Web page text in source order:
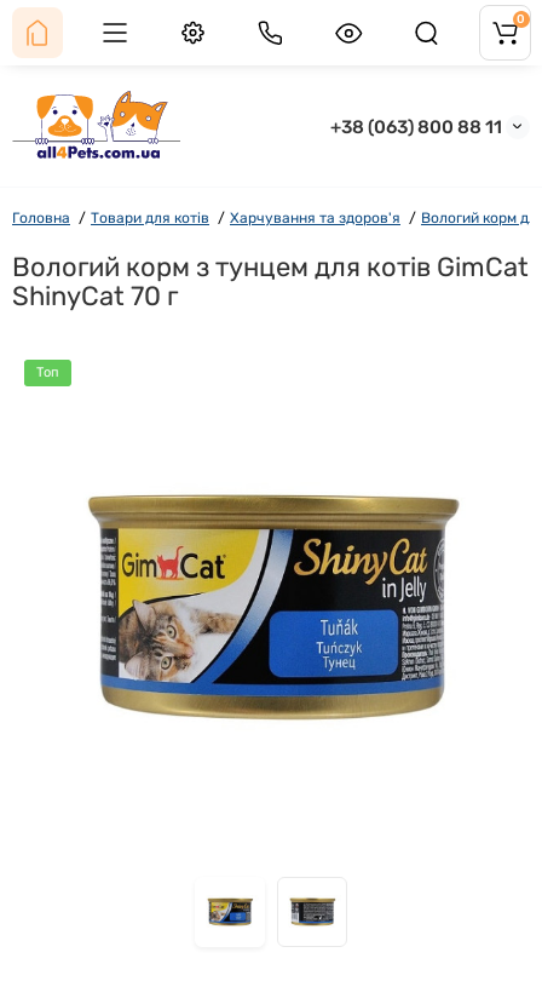
+38 (063) 800 88 11
0
Головна Товари для котів Харчування та здоров'я Вологий корм
Вологий корм з тунцем для котів GimСаt
ShinyCat 70 г
Топ